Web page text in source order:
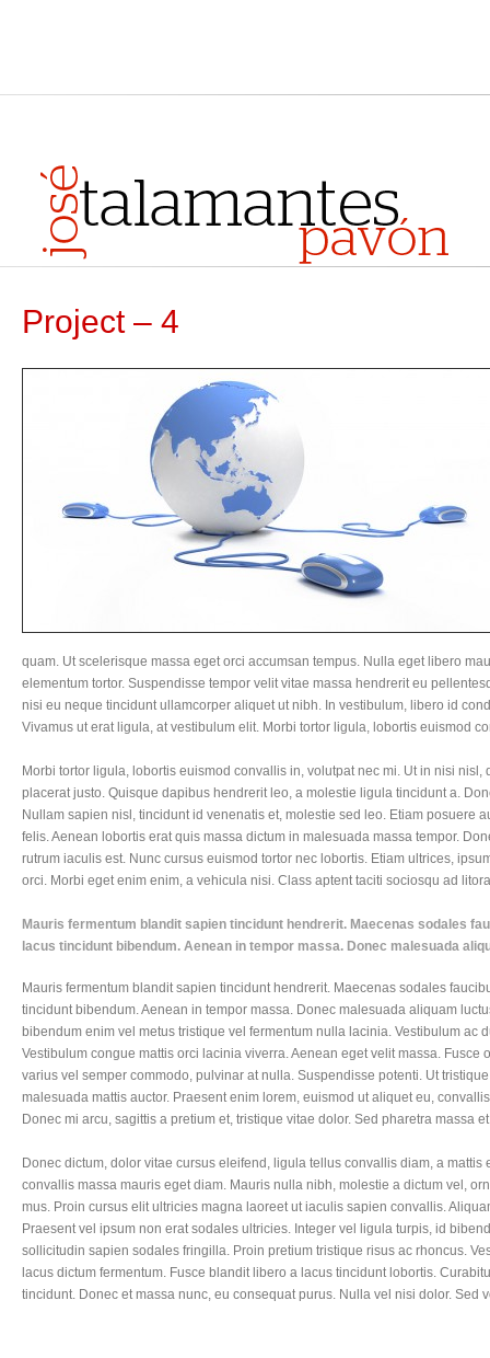
Project – 4
quam. Ut scelerisque massa eget orci accumsan tempus. Nulla eget libero
elementum tortor. Suspendisse tempor velit vitae massa hendrerit eu
nisi eu neque tincidunt ullamcorper aliquet ut nibh. In vestibulum, libero id
Vivamus ut erat ligula, at vestibulum elit. Morbi tortor ligula, lobortis euismod
Morbi tortor ligula, lobortis euismod convallis in, volutpat nec mi. Ut in nisi
placerat justo. Quisque dapibus hendrerit leo, a molestie ligula tincidunt a.
Nullam sapien nisl, tincidunt id venenatis et, molestie sed leo. Etiam posuere
felis. Aenean lobortis erat quis massa dictum in malesuada massa tempor.
rutrum iaculis est. Nunc cursus euismod tortor nec lobortis. Etiam ultrices,
orci. Morbi eget enim enim, a vehicula nisi. Class aptent taciti sociosqu ad
Mauris fermentum blandit sapien tincidunt hendrerit. Maecenas sodales
lacus tincidunt bibendum. Aenean in tempor massa. Donec malesuada
Mauris fermentum blandit sapien tincidunt hendrerit. Maecenas sodales
tincidunt bibendum. Aenean in tempor massa. Donec malesuada aliquam
bibendum enim vel metus tristique vel fermentum nulla lacinia. Vestibulum
Vestibulum congue mattis orci lacinia viverra. Aenean eget velit massa.
varius vel semper commodo, pulvinar at nulla. Suspendisse potenti. Ut
malesuada mattis auctor. Praesent enim lorem, euismod ut aliquet eu,
Donec mi arcu, sagittis a pretium et, tristique vitae dolor. Sed pharetra massa
Donec dictum, dolor vitae cursus eleifend, ligula tellus convallis diam, a
convallis massa mauris eget diam. Mauris nulla nibh, molestie a dictum vel,
mus. Proin cursus elit ultricies magna laoreet ut iaculis sapien convallis.
Praesent vel ipsum non erat sodales ultricies. Integer vel ligula turpis, id
sollicitudin sapien sodales fringilla. Proin pretium tristique risus ac rhoncus.
lacus dictum fermentum. Fusce blandit libero a lacus tincidunt lobortis.
tincidunt. Donec et massa nunc, eu consequat purus. Nulla vel nisi dolor.